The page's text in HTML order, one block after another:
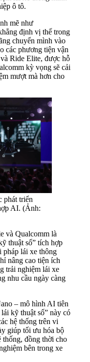
ô tô.
mẽ như
định vị thế trong
chuyển mình vào
các phương tiện vận
Ride Elite, được hỗ
kỳ vọng sẽ cải
mượt mà hơn cho
phát triển
AI. (Ảnh:
và Qualcomm là
thuật số” tích hợp
pháp lái xe thông
nâng cao tiện ích
trải nghiệm lái xe
nhu cầu ngày càng
– mô hình AI tiên
kỹ thuật số” này có
hệ thống trên vi
giúp tối ưu hóa bộ
thống, đồng thời cho
bên trong xe